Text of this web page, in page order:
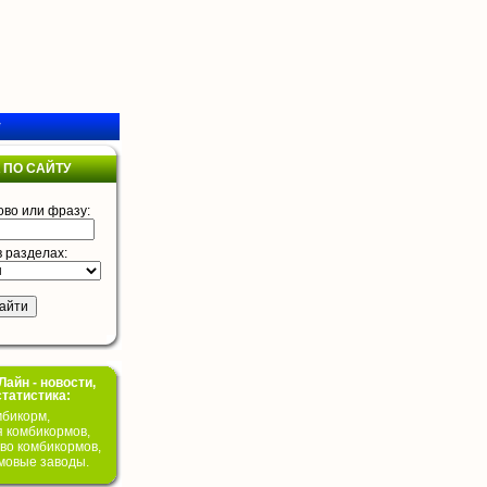
САЙТУ
или фразу:
разделах:
- новости,
комбикормов,
комбикормов,
заводы.